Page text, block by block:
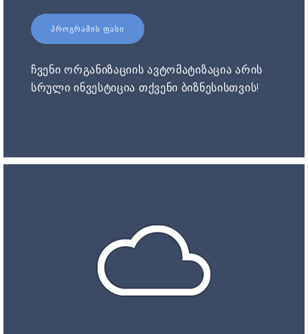
ᲞᲠᲝᲒᲠᲐᲛᲘᲡ ᲤᲐᲡᲘ
ჩვენი ორგანიზაციის ავტომატიზაცია არის
სრული ინვესტიცია თქვენი ბიზნესისთვის!